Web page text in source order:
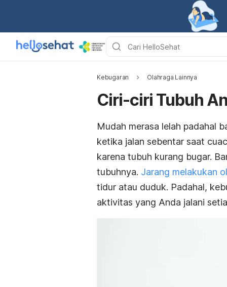
Kebugaran Olahraga Lainnya
Ciri-ciri Tubuh
Mudah merasa lelah padahal
ketika jalan sebentar saat
karena tubuh kurang bugar.
tubuhnya. Jarang melakukan
tidur atau duduk. Padahal,
aktivitas yang Anda jalani